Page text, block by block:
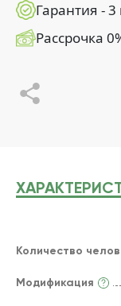
Гарантия - 3
Рассрочка
Количество
Модификация